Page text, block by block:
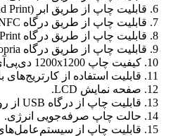
6. قابلیت چاپ از طریق ابر (Cloud Print).
7. قابلیت چاپ از طریق درگاه NFC.
8. قابلیت چاپ از طریق درگاه AirPrint.
9. قابلیت چاپ از طریق درگاه Mopria.
10. کیفیت چاپ 1200x1200 دی‌پی‌آی.
11. قابلیت استفاده از کارتریج‌های با ظرفیت بالا.
12. صفحه نمایش LCD.
13. قابلیت چاپ از درگاه USB از روی فلش درایو.
14. حالت چاپ صرفه‌جویی انرژی.
15. قابلیت چاپ از سیستم‌عامل‌های مختلف.